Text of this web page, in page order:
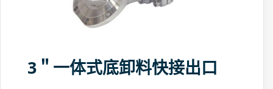
3＂一体式底卸料快接出口